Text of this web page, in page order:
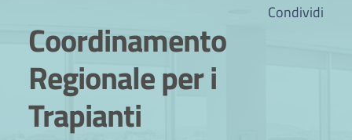
Condividi
Coordinamento
Regionale per i
Trapianti